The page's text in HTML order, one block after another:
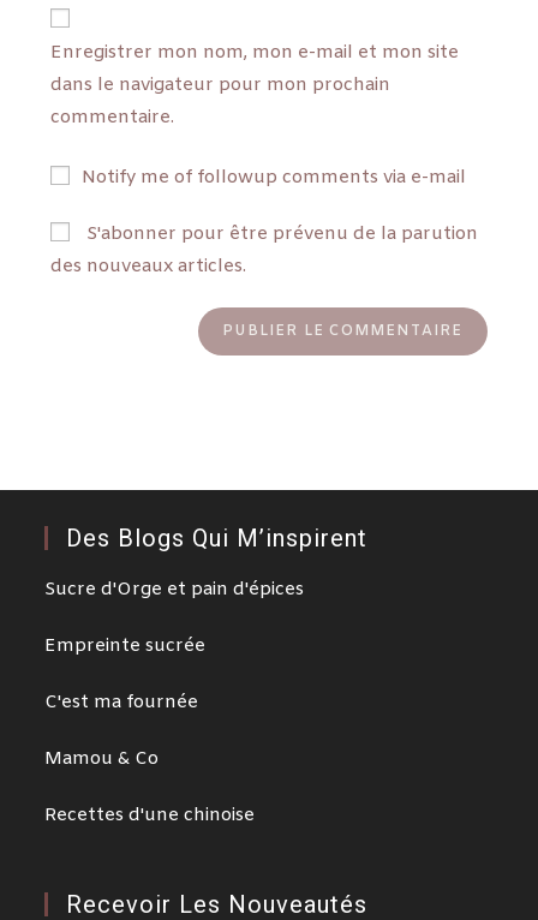
Enregistrer mon nom, mon e-mail et mon site
dans le navigateur pour mon prochain
commentaire.
Notify me of followup comments via e-mail
S'abonner pour être prévenu de la parution
des nouveaux articles.
Des Blogs Qui M’inspirent
Sucre d'Orge et pain d'épices
Empreinte sucrée
C'est ma fournée
Mamou & Co
Recettes d'une chinoise
Recevoir Les Nouveautés